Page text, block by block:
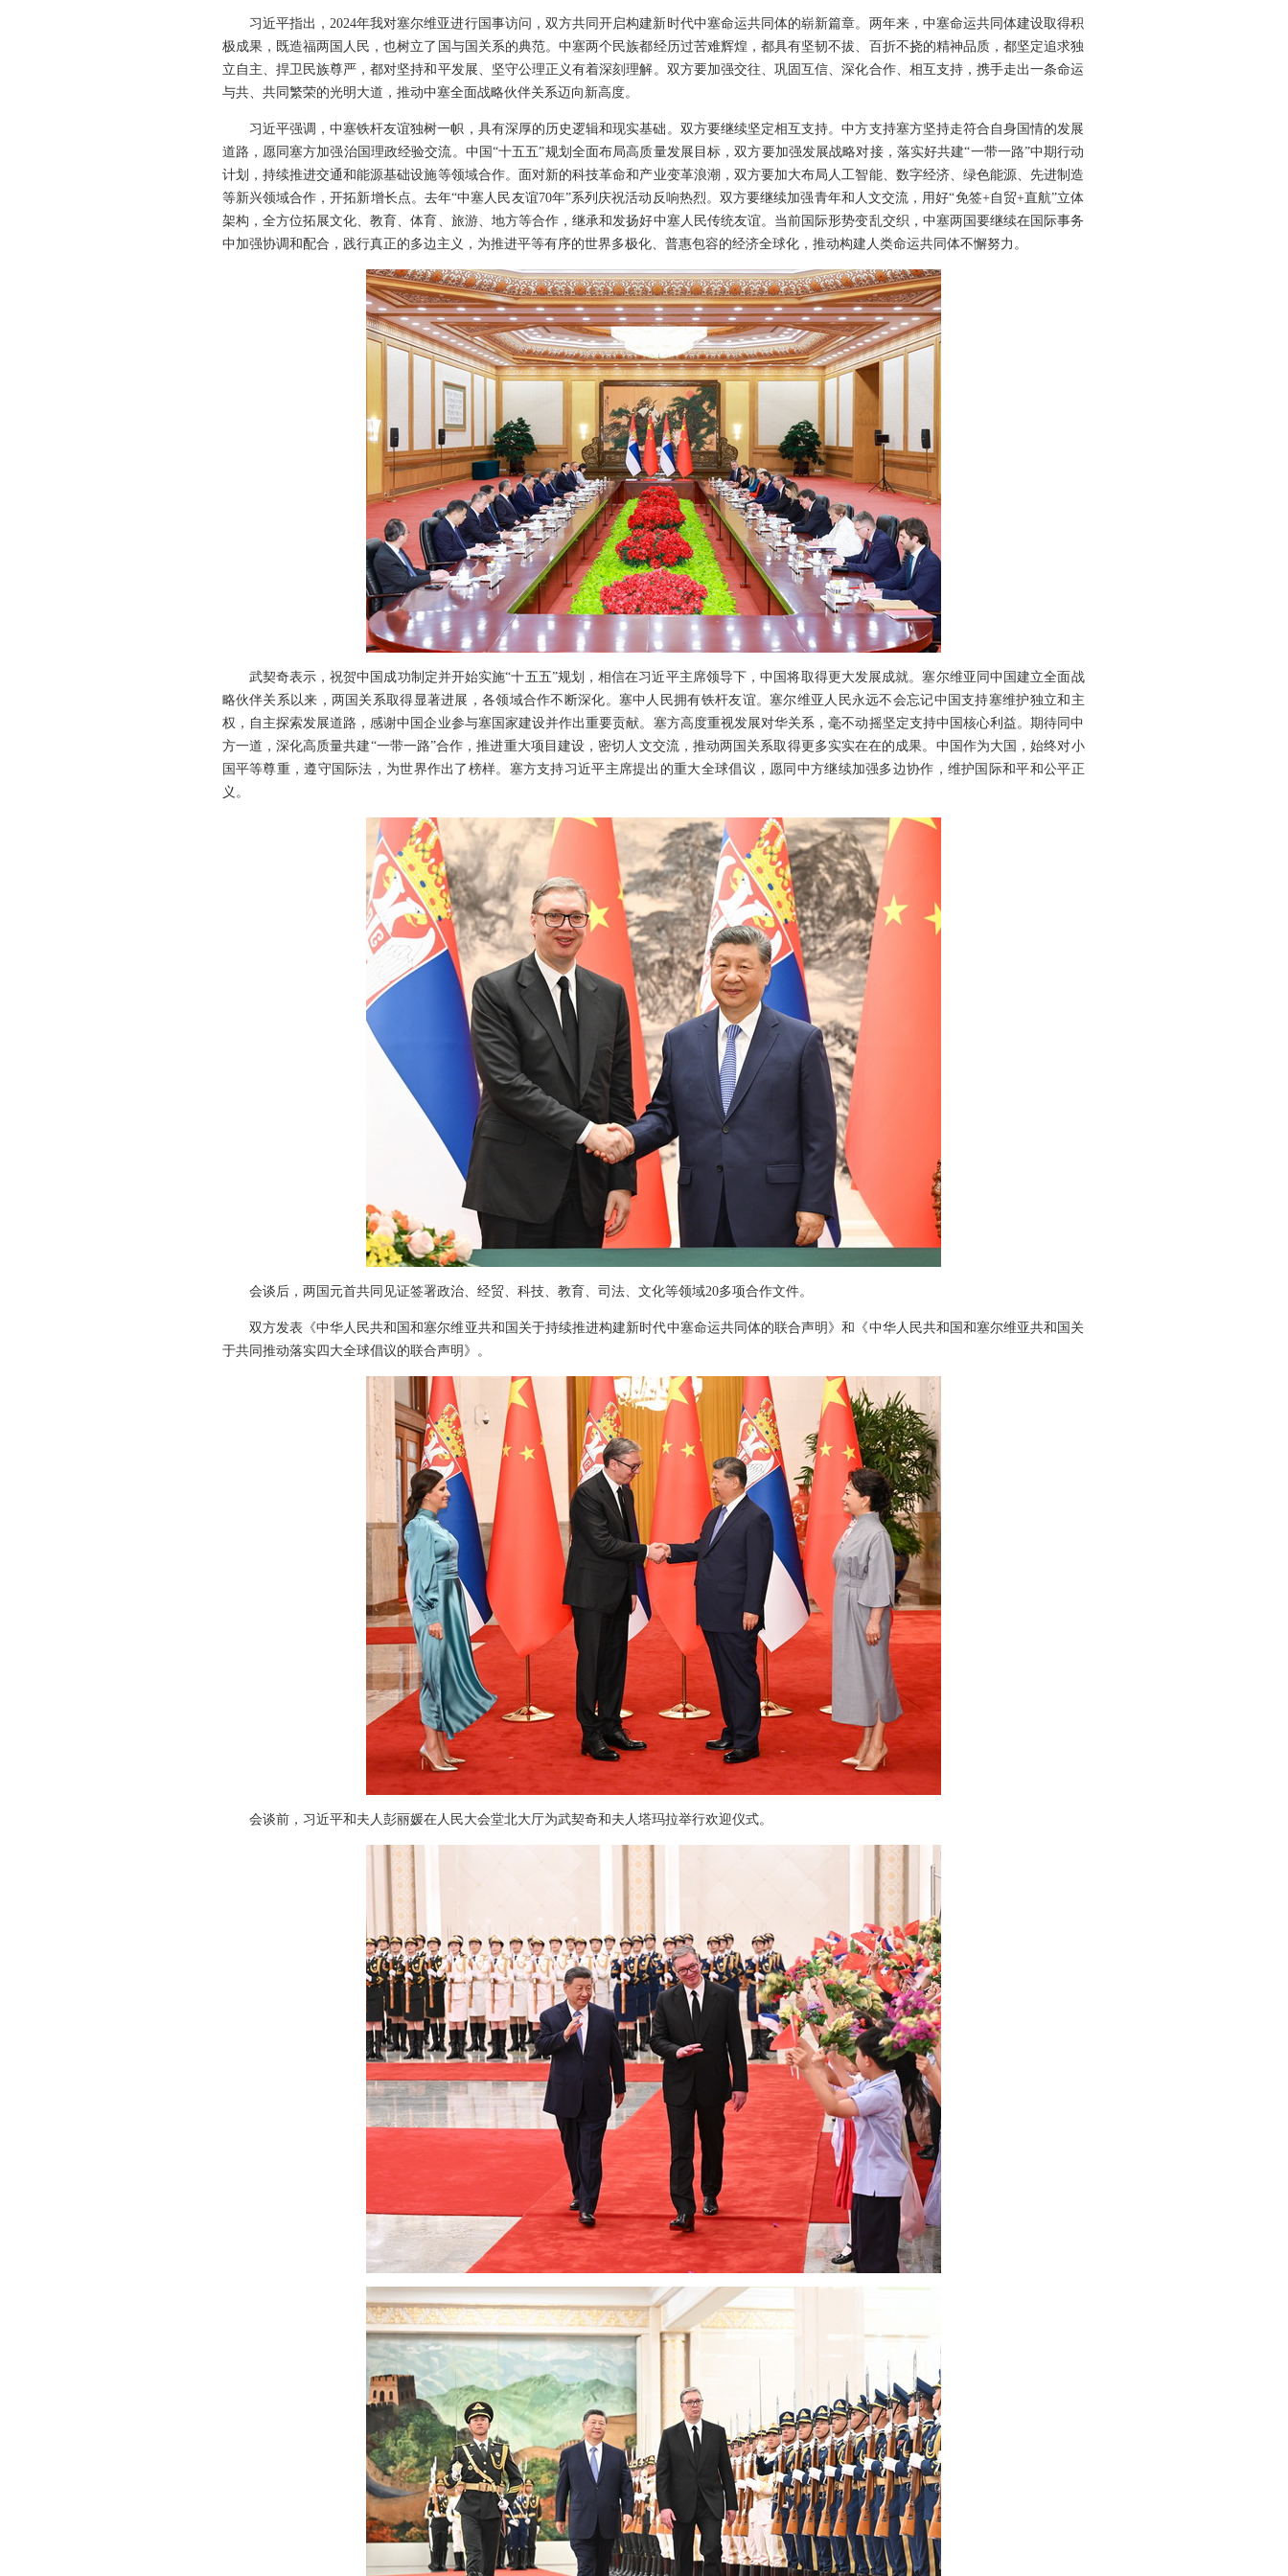
习近平指出，2024年我对塞尔维亚进行国事访问，双方共同开启构建新时代中塞命运共同体的崭新篇章。两年来，中塞命运共同体建设取得积
极成果，既造福两国人民，也树立了国与国关系的典范。中塞两个民族都经历过苦难辉煌，都具有坚韧不拔、百折不挠的精神品质，都坚定追求独
立自主、捍卫民族尊严，都对坚持和平发展、坚守公理正义有着深刻理解。双方要加强交往、巩固互信、深化合作、相互支持，携手走出一条命运
与共、共同繁荣的光明大道，推动中塞全面战略伙伴关系迈向新高度。
习近平强调，中塞铁杆友谊独树一帜，具有深厚的历史逻辑和现实基础。双方要继续坚定相互支持。中方支持塞方坚持走符合自身国情的发展
道路，愿同塞方加强治国理政经验交流。中国“十五五”规划全面布局高质量发展目标，双方要加强发展战略对接，落实好共建“一带一路”中期行动
计划，持续推进交通和能源基础设施等领域合作。面对新的科技革命和产业变革浪潮，双方要加大布局人工智能、数字经济、绿色能源、先进制造
等新兴领域合作，开拓新增长点。去年“中塞人民友谊70年”系列庆祝活动反响热烈。双方要继续加强青年和人文交流，用好“免签+自贸+直航”立体
架构，全方位拓展文化、教育、体育、旅游、地方等合作，继承和发扬好中塞人民传统友谊。当前国际形势变乱交织，中塞两国要继续在国际事务
中加强协调和配合，践行真正的多边主义，为推进平等有序的世界多极化、普惠包容的经济全球化，推动构建人类命运共同体不懈努力。
武契奇表示，祝贺中国成功制定并开始实施“十五五”规划，相信在习近平主席领导下，中国将取得更大发展成就。塞尔维亚同中国建立全面战
略伙伴关系以来，两国关系取得显著进展，各领域合作不断深化。塞中人民拥有铁杆友谊。塞尔维亚人民永远不会忘记中国支持塞维护独立和主
权，自主探索发展道路，感谢中国企业参与塞国家建设并作出重要贡献。塞方高度重视发展对华关系，毫不动摇坚定支持中国核心利益。期待同中
方一道，深化高质量共建“一带一路”合作，推进重大项目建设，密切人文交流，推动两国关系取得更多实实在在的成果。中国作为大国，始终对小
国平等尊重，遵守国际法，为世界作出了榜样。塞方支持习近平主席提出的重大全球倡议，愿同中方继续加强多边协作，维护国际和平和公平正
义。
会谈后，两国元首共同见证签署政治、经贸、科技、教育、司法、文化等领域20多项合作文件。
双方发表《中华人民共和国和塞尔维亚共和国关于持续推进构建新时代中塞命运共同体的联合声明》和《中华人民共和国和塞尔维亚共和国关
于共同推动落实四大全球倡议的联合声明》。
会谈前，习近平和夫人彭丽媛在人民大会堂北大厅为武契奇和夫人塔玛拉举行欢迎仪式。